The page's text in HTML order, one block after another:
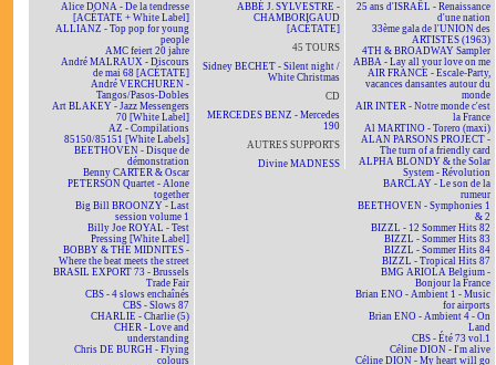
Alice DONA - De la tendresse
[ACÉTATE + White Label]
ALLIANZ - Top pop for young
people
AMC feiert 20 jahre
André MALRAUX - Discours
de mai 68 [ACÉTATE]
André VERCHUREN -
Tangos/Pasos-Dobles
Art BLAKEY - Jazz Messengers
70 [White Label]
AZ - Compilations
85150/85151 [White Labels]
BEETHOVEN - Disque de
démonstration
Benny CARTER & Oscar
PETERSON Quartet - Alone
together
Big Bill BROONZY - Last
session volume 1
Billy Joe ROYAL - Test
Pressing [White Label]
BOBBY & THE MIDNITES -
Where the beat meets the street
BRASIL EXPORT 73 - Brussels
Trade Fair
CBS - 4 slows enchaînés
CBS - Slows 87
CHARLIE - Charlie (5)
CHER - Love and
understanding
Chris DE BURGH - Flying
colours
ABBÉ J. SYLVESTRE -
CHAMBORIGAUD
[ACÉTATE]
45 TOURS
Sidney BECHET - Silent night /
White Christmas
CD
MERCEDES BENZ - Mercedes
190
AUTRES SUPPORTS
Divine MADNESS
25 ans d'ISRAËL - Renaissance
d'une nation
33ème gala de l'UNION des
ARTISTES (1963)
4TH & BROADWAY Sampler
ABBA - Lay all your love on me
AIR FRANCE - Escale-Party,
vacances dansantes autour du
monde
AIR INTER - Notre monde c'est
la France
Al MARTINO - Torero (maxi)
ALAN PARSONS PROJECT -
The turn of a friendly card
ALPHA BLONDY & the Solar
System - Révolution
BARCLAY - Le son de la
rumeur
BEETHOVEN - Symphonies 1
& 2
BIZZL - 12 Sommer Hits 82
BIZZL - Sommer Hits 83
BIZZL - Sommer Hits 84
BIZZL - Tropical Hits 87
BMG ARIOLA Belgium -
Bonjour la France
Brian ENO - Ambient 1 - Music
for airports
Brian ENO - Ambient 4 - On
Land
CBS - Été 73 vol.1
Céline DION - I'm alive
Céline DION - My heart will go